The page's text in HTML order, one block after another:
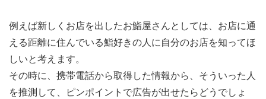
例えば新しくお店を出したお鮨屋さんとしては、お店に通
える距離に住んでいる鮨好きの人に自分のお店を知ってほ
しいと考えます。
その時に、携帯電話から取得した情報から、そういった人
を推測して、ピンポイントで広告が出せたらどうでしょ